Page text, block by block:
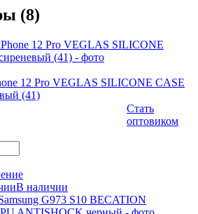
(8)
12 Pro VEGLAS SILICONE CASE
(41)
Стать
оптовиком
В наличии